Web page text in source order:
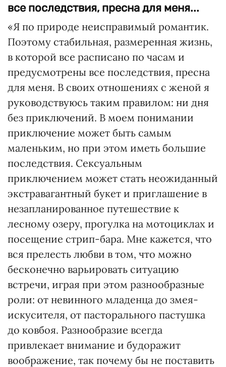
все последствия, пресна для меня...
«Я по природе неисправимый романтик.
Поэтому стабильная, размеренная жизнь,
в которой все расписано по часам и
предусмотрены все последствия, пресна
для меня. В своих отношениях с женой я
руководствуюсь таким правилом: ни дня
без приключений. В моем понимании
приключение может быть самым
маленьким, но при этом иметь большие
последствия. Сексуальным
приключением может стать неожиданный
экстравагантный букет и приглашение в
незапланированное путешествие к
лесному озеру, прогулка на мотоциклах и
посещение стрип-бара. Мне кажется, что
вся прелесть любви в том, что можно
бесконечно варьировать ситуацию
встречи, играя при этом разнообразные
роли: от невинного младенца до змея-
искусителя, от пасторального пастушка
до ковбоя. Разнообразие всегда
привлекает внимание и будоражит
воображение, так почему бы не поставить